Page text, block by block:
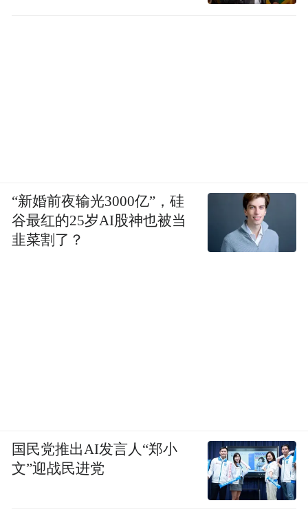
“新婚前夜输光3000亿”，硅
谷最红的25岁AI股神也被当
韭菜割了？
国民党推出AI发言人“郑小
文”迎战民进党